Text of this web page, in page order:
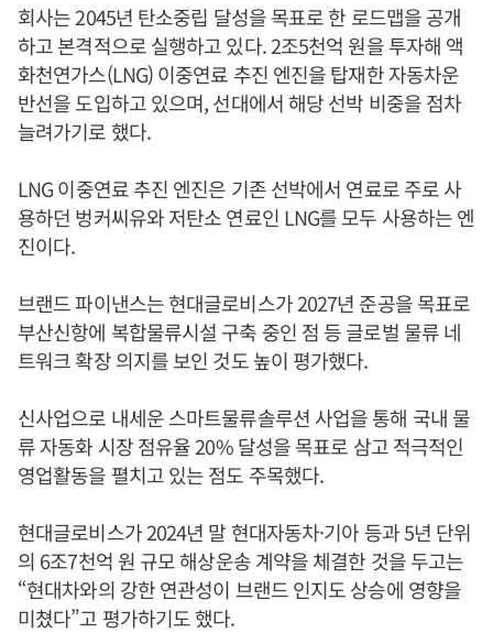
회사는 2045년 탄소중립 달성을 목표로 한 로드맵을 공개
하고 본격적으로 실행하고 있다. 2조5천억 원을 투자해 액
화천연가스(LNG) 이중연료 추진 엔진을 탑재한 자동차운
반선을 도입하고 있으며, 선대에서 해당 선박 비중을 점차
늘려가기로 했다.
LNG 이중연료 추진 엔진은 기존 선박에서 연료로 주로 사
용하던 벙커씨유와 저탄소 연료인 LNG를 모두 사용하는 엔
진이다.
브랜드 파이낸스는 현대글로비스가 2027년 준공을 목표로
부산신항에 복합물류시설 구축 중인 점 등 글로벌 물류 네
트워크 확장 의지를 보인 것도 높이 평가했다.
신사업으로 내세운 스마트물류솔루션 사업을 통해 국내 물
류 자동화 시장 점유율 20% 달성을 목표로 삼고 적극적인
영업활동을 펼치고 있는 점도 주목했다.
현대글로비스가 2024년 말 현대자동차·기아 등과 5년 단위
의 6조7천억 원 규모 해상운송 계약을 체결한 것을 두고는
“현대차와의 강한 연관성이 브랜드 인지도 상승에 영향을
미쳤다”고 평가하기도 했다.